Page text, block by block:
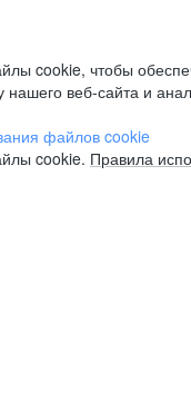
cookie, чтобы
нашего веб-сайта и
файлов cookie
cookie. Правила